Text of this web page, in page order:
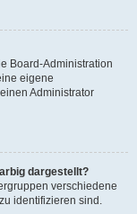
Board-Administration
eigene
Administrator
dargestellt?
verschiedene
identifizieren sind.